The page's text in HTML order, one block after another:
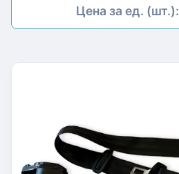
Цена за ед. (шт.):